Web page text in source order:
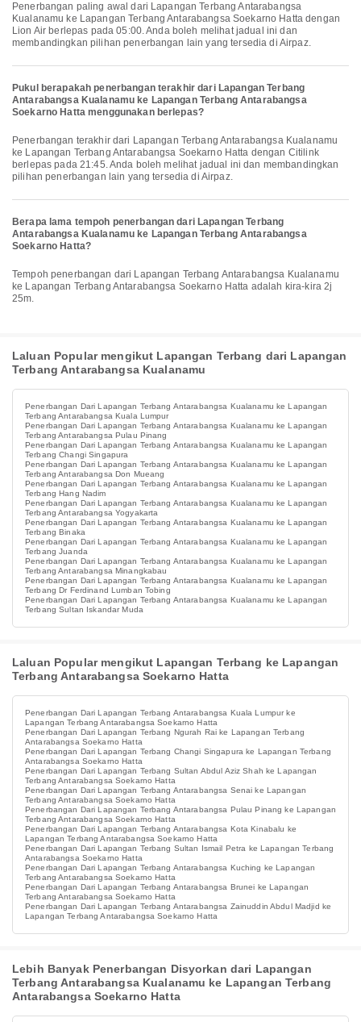
Penerbangan paling awal dari Lapangan Terbang Antarabangsa
Kualanamu ke Lapangan Terbang Antarabangsa Soekarno Hatta dengan
Lion Air berlepas pada 05:00. Anda boleh melihat jadual ini dan
membandingkan pilihan penerbangan lain yang tersedia di Airpaz.
Pukul berapakah penerbangan terakhir dari Lapangan Terbang
Antarabangsa Kualanamu ke Lapangan Terbang Antarabangsa
Soekarno Hatta menggunakan berlepas?
Penerbangan terakhir dari Lapangan Terbang Antarabangsa Kualanamu
ke Lapangan Terbang Antarabangsa Soekarno Hatta dengan Citilink
berlepas pada 21:45. Anda boleh melihat jadual ini dan membandingkan
pilihan penerbangan lain yang tersedia di Airpaz.
Berapa lama tempoh penerbangan dari Lapangan Terbang
Antarabangsa Kualanamu ke Lapangan Terbang Antarabangsa
Soekarno Hatta?
Tempoh penerbangan dari Lapangan Terbang Antarabangsa Kualanamu
ke Lapangan Terbang Antarabangsa Soekarno Hatta adalah kira-kira 2j
25m.
Laluan Popular mengikut Lapangan Terbang dari Lapangan
Terbang Antarabangsa Kualanamu
Penerbangan Dari Lapangan Terbang Antarabangsa Kualanamu ke Lapangan
Terbang Antarabangsa Kuala Lumpur
Penerbangan Dari Lapangan Terbang Antarabangsa Kualanamu ke Lapangan
Terbang Antarabangsa Pulau Pinang
Penerbangan Dari Lapangan Terbang Antarabangsa Kualanamu ke Lapangan
Terbang Changi Singapura
Penerbangan Dari Lapangan Terbang Antarabangsa Kualanamu ke Lapangan
Terbang Antarabangsa Don Mueang
Penerbangan Dari Lapangan Terbang Antarabangsa Kualanamu ke Lapangan
Terbang Hang Nadim
Penerbangan Dari Lapangan Terbang Antarabangsa Kualanamu ke Lapangan
Terbang Antarabangsa Yogyakarta
Penerbangan Dari Lapangan Terbang Antarabangsa Kualanamu ke Lapangan
Terbang Binaka
Penerbangan Dari Lapangan Terbang Antarabangsa Kualanamu ke Lapangan
Terbang Juanda
Penerbangan Dari Lapangan Terbang Antarabangsa Kualanamu ke Lapangan
Terbang Antarabangsa Minangkabau
Penerbangan Dari Lapangan Terbang Antarabangsa Kualanamu ke Lapangan
Terbang Dr Ferdinand Lumban Tobing
Penerbangan Dari Lapangan Terbang Antarabangsa Kualanamu ke Lapangan
Terbang Sultan Iskandar Muda
Laluan Popular mengikut Lapangan Terbang ke Lapangan
Terbang Antarabangsa Soekarno Hatta
Penerbangan Dari Lapangan Terbang Antarabangsa Kuala Lumpur ke
Lapangan Terbang Antarabangsa Soekarno Hatta
Penerbangan Dari Lapangan Terbang Ngurah Rai ke Lapangan Terbang
Antarabangsa Soekarno Hatta
Penerbangan Dari Lapangan Terbang Changi Singapura ke Lapangan Terbang
Antarabangsa Soekarno Hatta
Penerbangan Dari Lapangan Terbang Sultan Abdul Aziz Shah ke Lapangan
Terbang Antarabangsa Soekarno Hatta
Penerbangan Dari Lapangan Terbang Antarabangsa Senai ke Lapangan
Terbang Antarabangsa Soekarno Hatta
Penerbangan Dari Lapangan Terbang Antarabangsa Pulau Pinang ke Lapangan
Terbang Antarabangsa Soekarno Hatta
Penerbangan Dari Lapangan Terbang Antarabangsa Kota Kinabalu ke
Lapangan Terbang Antarabangsa Soekarno Hatta
Penerbangan Dari Lapangan Terbang Sultan Ismail Petra ke Lapangan Terbang
Antarabangsa Soekarno Hatta
Penerbangan Dari Lapangan Terbang Antarabangsa Kuching ke Lapangan
Terbang Antarabangsa Soekarno Hatta
Penerbangan Dari Lapangan Terbang Antarabangsa Brunei ke Lapangan
Terbang Antarabangsa Soekarno Hatta
Penerbangan Dari Lapangan Terbang Antarabangsa Zainuddin Abdul Madjid ke
Lapangan Terbang Antarabangsa Soekarno Hatta
Lebih Banyak Penerbangan Disyorkan dari Lapangan
Terbang Antarabangsa Kualanamu ke Lapangan Terbang
Antarabangsa Soekarno Hatta